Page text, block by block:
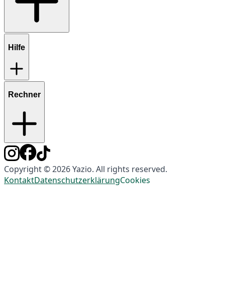
Hilfe
Rechner
Copyright © 2026 Yazio. All rights reserved.
KontaktDatenschutzerklärungCookies